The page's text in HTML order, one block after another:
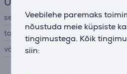
Veebilehe paremaks
nõustuda meie küpsiste
tingimustega. Kõik
siin:
seadme tüüp
tootja
värv